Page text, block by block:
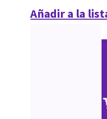
Añadir a la